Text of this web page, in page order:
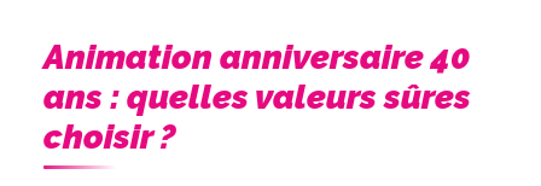
Animation anniversaire 40
ans : quelles valeurs sûres
choisir ?